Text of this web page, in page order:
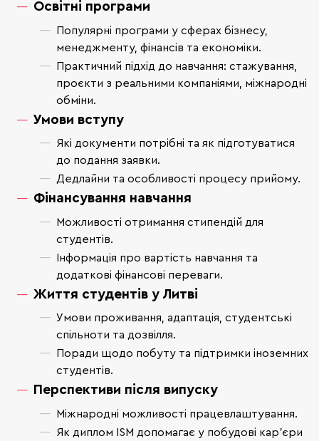
Освітні програми
Популярні програми у сферах бізнесу,
менеджменту, фінансів та економіки.
Практичний підхід до навчання: стажування,
проєкти з реальними компаніями, міжнародні
обміни.
Умови вступу
Які документи потрібні та як підготуватися
до подання заявки.
Дедлайни та особливості процесу прийому.
Фінансування навчання
Можливості отримання стипендій для
студентів.
Інформація про вартість навчання та
додаткові фінансові переваги.
Життя студентів у Литві
Умови проживання, адаптація, студентські
спільноти та дозвілля.
Поради щодо побуту та підтримки іноземних
студентів.
Перспективи після випуску
Міжнародні можливості працевлаштування.
Як диплом ISM допомагає у побудові кар’єри